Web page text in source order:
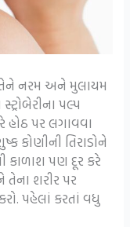
નરમ અને મુલાયમ
પલ્પ
પર લગાવવા
કોણીની તિરાડોને
કાળાશ પણ દૂર કરે
શરીર પર
પહેલાં કરતાં વધુ